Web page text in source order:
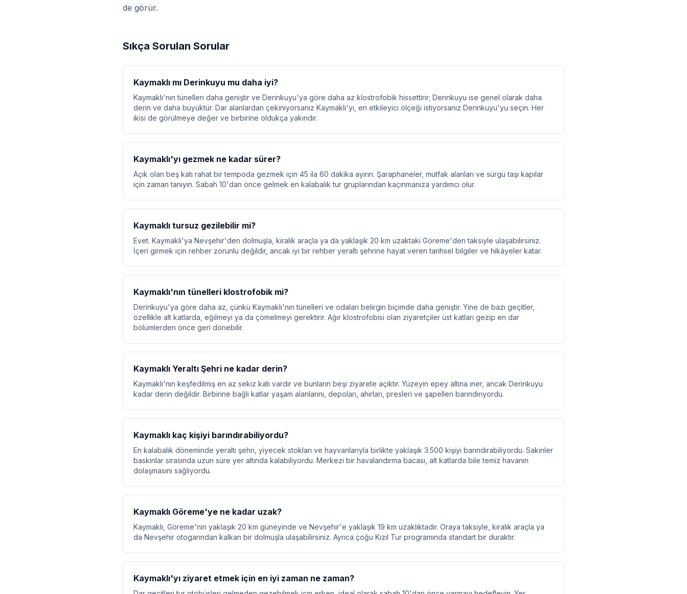
de görür.
Sıkça Sorulan Sorular
Kaymaklı mı Derinkuyu mu daha iyi?
Kaymaklı'nın tünelleri daha geniştir ve Derinkuyu'ya göre daha az klostrofobik hissettirir; Derinkuyu ise genel olarak daha
derin ve daha büyüktür. Dar alanlardan çekiniyorsanız Kaymaklı'yı, en etkileyici ölçeği istiyorsanız Derinkuyu'yu seçin. Her
ikisi de görülmeye değer ve birbirine oldukça yakındır.
Kaymaklı'yı gezmek ne kadar sürer?
Açık olan beş katı rahat bir tempoda gezmek için 45 ila 60 dakika ayırın. Şaraphaneler, mutfak alanları ve sürgü taşı kapılar
için zaman tanıyın. Sabah 10'dan önce gelmek en kalabalık tur gruplarından kaçınmanıza yardımcı olur.
Kaymaklı tursuz gezilebilir mi?
Evet. Kaymaklı'ya Nevşehir'den dolmuşla, kiralık araçla ya da yaklaşık 20 km uzaktaki Göreme'den taksiyle ulaşabilirsiniz.
İçeri girmek için rehber zorunlu değildir, ancak iyi bir rehber yeraltı şehrine hayat veren tarihsel bilgiler ve hikâyeler katar.
Kaymaklı'nın tünelleri klostrofobik mi?
Derinkuyu'ya göre daha az, çünkü Kaymaklı'nın tünelleri ve odaları belirgin biçimde daha geniştir. Yine de bazı geçitler,
özellikle alt katlarda, eğilmeyi ya da çömelmeyi gerektirir. Ağır klostrofobisi olan ziyaretçiler üst katları gezip en dar
bölümlerden önce geri dönebilir.
Kaymaklı Yeraltı Şehri ne kadar derin?
Kaymaklı'nın keşfedilmiş en az sekiz katı vardır ve bunların beşi ziyarete açıktır. Yüzeyin epey altına iner, ancak Derinkuyu
kadar derin değildir. Birbirine bağlı katlar yaşam alanlarını, depoları, ahırları, presleri ve şapelleri barındırıyordu.
Kaymaklı kaç kişiyi barındırabiliyordu?
En kalabalık döneminde yeraltı şehri, yiyecek stokları ve hayvanlarıyla birlikte yaklaşık 3.500 kişiyi barındırabiliyordu. Sakinler
baskınlar sırasında uzun süre yer altında kalabiliyordu. Merkezi bir havalandırma bacası, alt katlarda bile temiz havanın
dolaşmasını sağlıyordu.
Kaymaklı Göreme'ye ne kadar uzak?
Kaymaklı, Göreme'nin yaklaşık 20 km güneyinde ve Nevşehir'e yaklaşık 19 km uzaklıktadır. Oraya taksiyle, kiralık araçla ya
da Nevşehir otogarından kalkan bir dolmuşla ulaşabilirsiniz. Ayrıca çoğu Kızıl Tur programında standart bir duraktır.
Kaymaklı'yı ziyaret etmek için en iyi zaman ne zaman?